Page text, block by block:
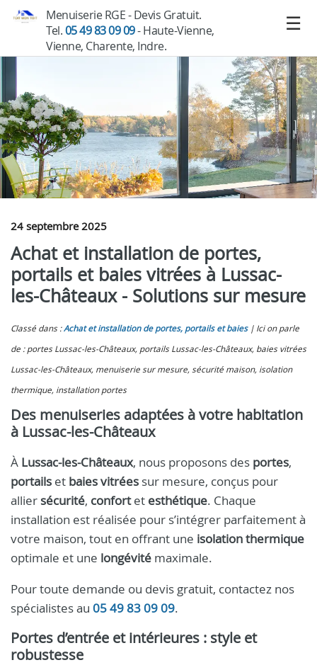
Menuiserie RGE - Devis Gratuit.
Tel.05 49 83 09 09- Haute-Vienne,
Vienne, Charente, Indre.
24 septembre 2025
Achat et installation de portes,
portails et baies vitrées à Lussac-
les-Châteaux - Solutions sur mesure
Classé dans :Achat et installation de portes, portails et baies
Ici on parle
de : portes Lussac-les-Châteaux, portails Lussac-les-Châteaux, baies vitrées
Lussac-les-Châteaux, menuiserie sur mesure, sécurité maison, isolation
thermique, installation portes
Des menuiseries adaptées à votre habitation
à Lussac-les-Châteaux
À Lussac-les-Châteaux, nous proposons des portes,
portails et baies vitrées sur mesure, conçus pour
allier sécurité, confortet esthétique. Chaque
installation est réalisée pour s’intégrer parfaitement à
votre maison, tout en offrant une isolation thermique
optimale et une longévité maximale.
Pour toute demande ou devis gratuit, contactez nos
spécialistes au 05 49 83 09 09.
Portes d’entrée et intérieures : style et
robustesse